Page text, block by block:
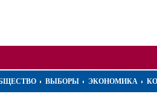
ВЫБОРЫ ЭКОНОМИКА